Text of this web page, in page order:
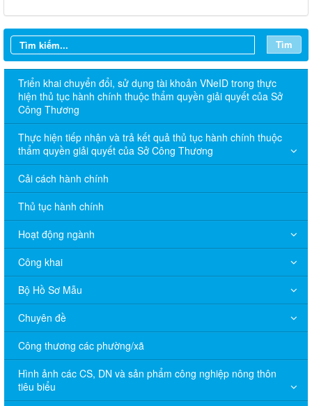
Tìm
Triển khai chuyển đổi, sử dụng tài khoản VNeID trong thực
hiện thủ tục hành chính thuộc thẩm quyền giải quyết của Sở
Công Thương
Thực hiện tiếp nhận và trả kết quả thủ tục hành chính thuộc
thẩm quyền giải quyết của Sở Công Thương
Cải cách hành chính
Thủ tục hành chính
Hoạt động ngành
Công khai
Bộ Hồ Sơ Mẫu
Chuyên đề
Công thương các phường/xã
Hình ảnh các CS, DN và sản phẩm công nghiệp nông thôn
tiêu biểu